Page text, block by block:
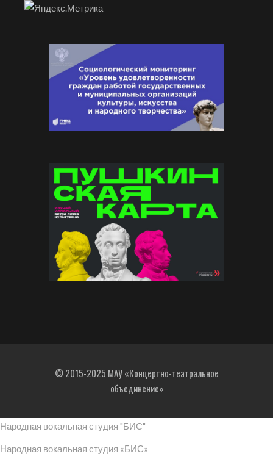
© 2015-2025 МАУ «Концертно-театральное
объединение»
Народная вокальная студия "БИС"
Народная вокальная студия «БИС»